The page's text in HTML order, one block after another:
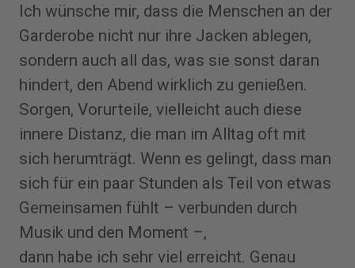
Ich wünsche mir, dass die Menschen an der
Garderobe nicht nur ihre Jacken ablegen,
sondern auch all das, was sie sonst daran
hindert, den Abend wirklich zu genießen.
Sorgen, Vorurteile, vielleicht auch diese
innere Distanz, die man im Alltag oft mit
sich herumträgt. Wenn es gelingt, dass man
sich für ein paar Stunden als Teil von etwas
Gemeinsamen fühlt – verbunden durch
Musik und den Moment –,
dann habe ich sehr viel erreicht. Genau